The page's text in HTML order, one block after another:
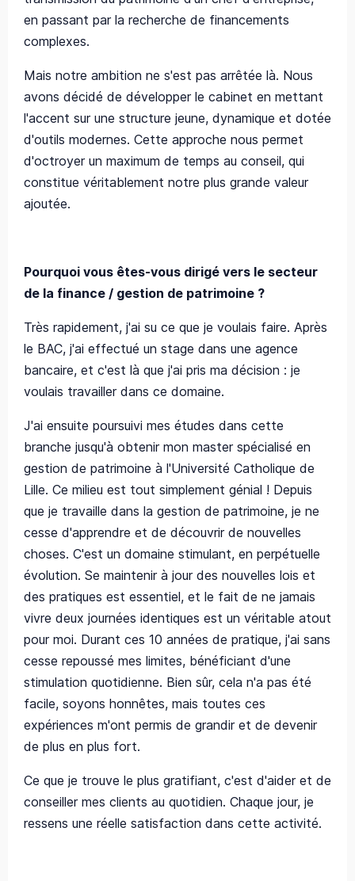
en passant par la recherche de financements
complexes.
Mais notre ambition ne s'est pas arrêtée là. Nous
avons décidé de développer le cabinet en mettant
l'accent sur une structure jeune, dynamique et dotée
d'outils modernes. Cette approche nous permet
d'octroyer un maximum de temps au conseil, qui
constitue véritablement notre plus grande valeur
ajoutée.
Pourquoi vous êtes-vous dirigé vers le secteur
de la finance / gestion de patrimoine ?
Très rapidement, j'ai su ce que je voulais faire. Après
le BAC, j'ai effectué un stage dans une agence
bancaire, et c'est là que j'ai pris ma décision : je
voulais travailler dans ce domaine.
J'ai ensuite poursuivi mes études dans cette
branche jusqu'à obtenir mon master spécialisé en
gestion de patrimoine à l'Université Catholique de
Lille. Ce milieu est tout simplement génial ! Depuis
que je travaille dans la gestion de patrimoine, je ne
cesse d'apprendre et de découvrir de nouvelles
choses. C'est un domaine stimulant, en perpétuelle
évolution. Se maintenir à jour des nouvelles lois et
des pratiques est essentiel, et le fait de ne jamais
vivre deux journées identiques est un véritable atout
pour moi. Durant ces 10 années de pratique, j'ai sans
cesse repoussé mes limites, bénéficiant d'une
stimulation quotidienne. Bien sûr, cela n'a pas été
facile, soyons honnêtes, mais toutes ces
expériences m'ont permis de grandir et de devenir
de plus en plus fort.
Ce que je trouve le plus gratifiant, c'est d'aider et de
conseiller mes clients au quotidien. Chaque jour, je
ressens une réelle satisfaction dans cette activité.